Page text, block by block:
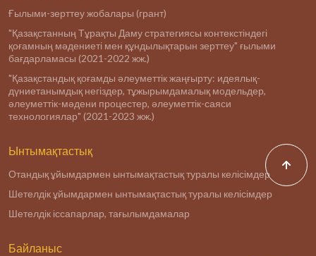
Ғылыми-зерттеу жобалары (грант)
"Қазақстанның Тұрақты Даму стратегиясы контекстіндегі
қоғамның мәдениеті мен құндылықтарын зерттеу" ғылыми
бағдарламасы (2021-2022 жж.)
"Қазақстандық қоғамды әлеуметтік жаңғырту: идеялық-
дүниетанымдық негіздер, тұжырымдамалық модельдер,
әлеуметтік-мәдени процестер, әлеуметтік-саяси
технологиялар" (2021-2023 жж.)
Ынтымақтастық
Отандық ұйымдармен ынтымақтастық туралы келісімдер
Шетелдік ұйымдармен ынтымақтастық туралы келісімдер
Шетелдік іссапарлар, тағылымдамалар
Байланыс